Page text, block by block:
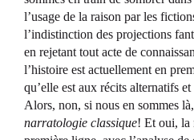
l’usage de la raison par les
l’indistinction des projections
en rejetant tout acte de
l’histoire est actuellement en
qu’elle est aux récits alternatifs
Alors, non, si nous en sommes là,
narratologie classique! Et oui, la